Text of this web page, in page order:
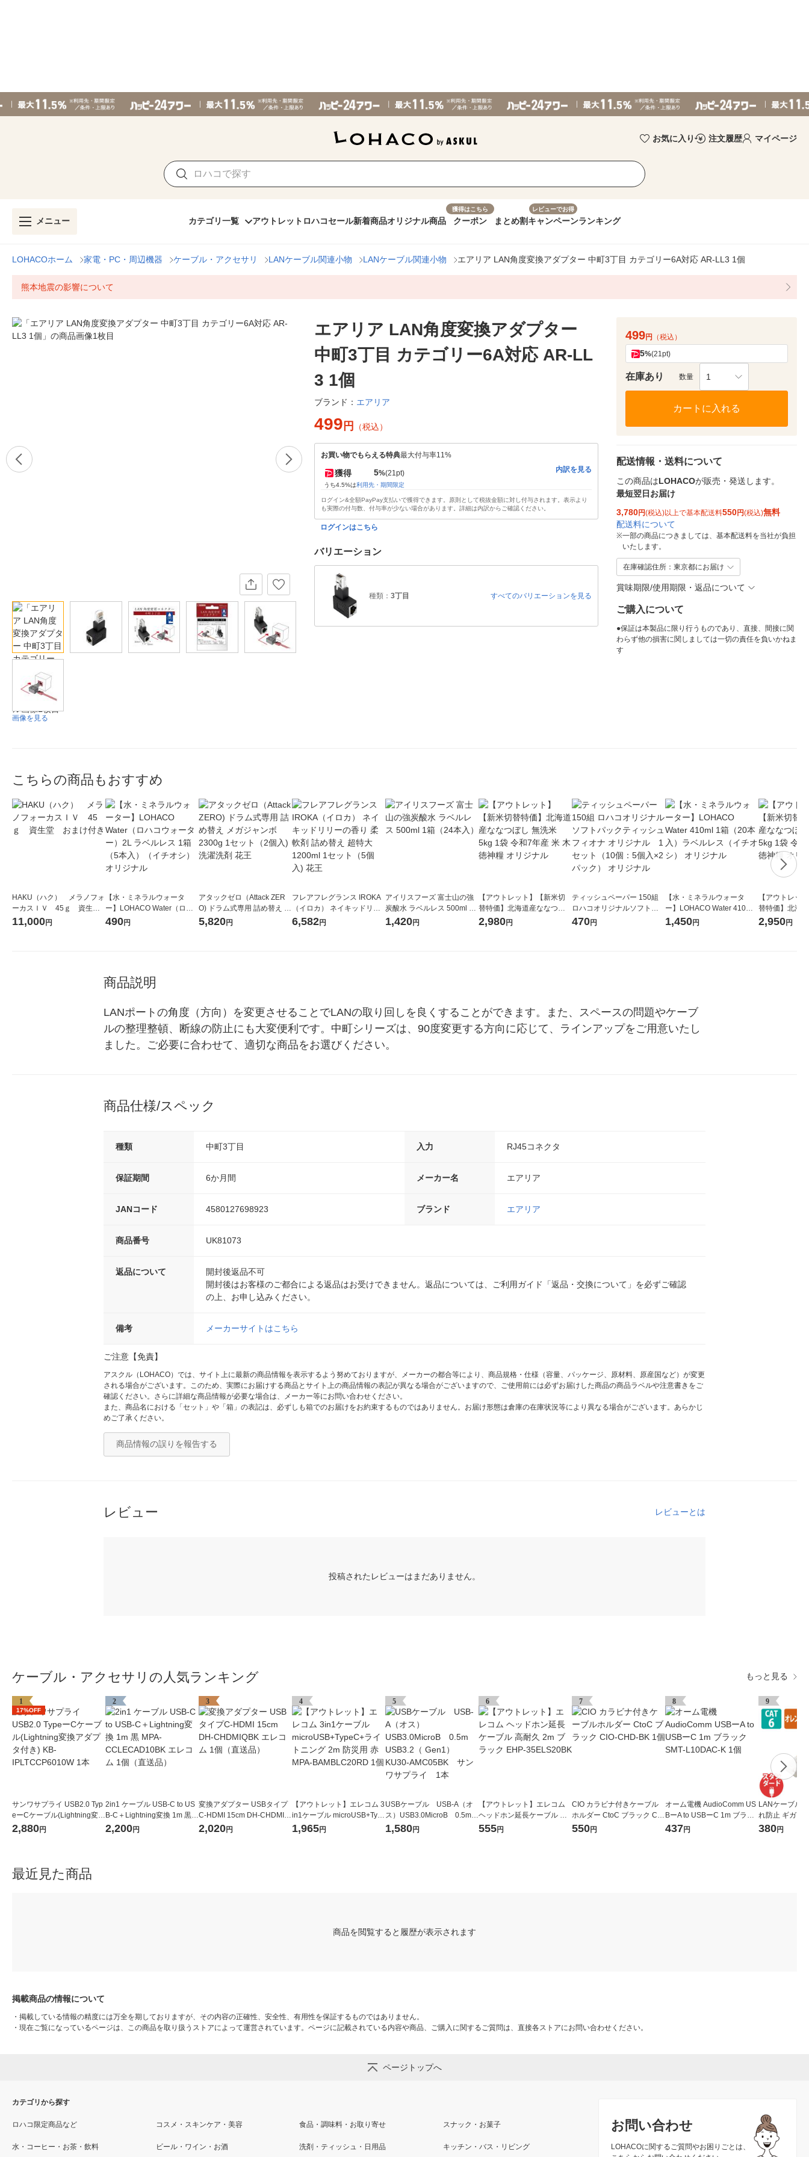
お気に入り 注文履歴 マイページ
メニュー カテゴリ一覧 アウトレット ロハコセール新着商品オリジナル商品
獲得はこちら
クーポン まとめ割
レビューでお得
キャンペーンランキング
LOHACOホーム 家電・PC・周辺機器 ケーブル・アクセサリ LANケーブル関連小物 LANケーブル関連小物 エアリア LAN角度変換アダプター 中町3丁目 カテゴリー6A対応 AR-LL3 1個
熊本地震の影響について
画像を見る
エアリア LAN角度変換アダプター
中町3丁目 カテゴリー6A対応 AR-LL
3 1個
ブランド： エアリア
499 円 （税込）
お買い物でもらえる特典最大付与率11%
獲得 5%(21pt)
うち4.5%は利用先・期間限定
内訳を見る
ログイン&全額PayPay支払いで獲得できます。原則として税抜金額に対し付与されます。表示より
も実際の付与数、付与率が少ない場合があります。詳細は内訳からご確認ください。
ログインはこちら
バリエーション
種類： 3丁目 すべてのバリエーションを見る
499円 （税込）
5%(21pt)
在庫あり 数量 1
カートに入れる
配送情報・送料について
この商品はLOHACOが販売・発送します。
最短翌日お届け
3,780円(税込)以上で基本配送料550円(税込)無料
配送料について
※一部の商品につきましては、基本配送料を当社が負担
いたします。
在庫確認住所：東京都にお届け
賞味期限/使用期限・返品について
ご購入について
●保証は本製品に限り行うものであり、直接、間接に関
わらず他の損害に関しましては一切の責任を負いかねま
す
こちらの商品もおすすめ
HAKU（ハク） メラノフォ
ーカスＩＶ 45ｇ 資生
堂 おまけ付き
11,000円
【水・ミネラルウォータ
ー】LOHACO Water（ロハ
コウォーター）2L ラベルレ
490円
アタックゼロ（Attack ZER
O) ドラム式専用 詰め替え メ
ガジャンボ 2300g 1セット
（2個入) 洗濯洗剤 花王
5,820円
フレアフレグランス IROKA
（イロカ） ネイキッドリリ
ーの香り 柔軟剤 詰め替え 超
特大 1200ml 1セット（5個
6,582円
アイリスフーズ 富士山の強
炭酸水 ラベルレス 500ml 1
箱（24本入）
1,420円
【アウトレット】【新米切
替特価】北海道産ななつぼ
し 無洗米 5kg 1袋 令和7年産
米 木徳神糧 オリジナル
2,980円
ティッシュペーパー 150組
ロハコオリジナルソフトパ
ックティッシュ フィオナ オ
470円
【水・ミネラルウォータ
ー】LOHACO Water 410ml
1箱（20本入）ラベルレス
（イチオシ） オリジナル
1,450円
【アウトレッ
替特価】北海
し 精白米 5kg
米 木徳神糧 オ
2,950円
商品説明
LANポートの角度（方向）を変更させることでLANの取り回しを良くすることができます。また、スペースの問題やケーブ
ルの整理整頓、断線の防止にも大変便利です。中町シリーズは、90度変更する方向に応じて、ラインアップをご用意いたし
ました。ご必要に合わせて、適切な商品をお選びください。
商品仕様/スペック
種類 中町3丁目 入力 RJ45コネクタ
保証期間 6か月間 メーカー名 エアリア
JANコード 4580127698923 ブランド エアリア
商品番号 UK81073
返品について
開封後返品不可
開封後はお客様のご都合による返品はお受けできません。返品については、ご利用ガイド「返品・交換について」を必ずご確認
の上、お申し込みください。
備考 メーカーサイトはこちら
ご注意【免責】
アスクル（LOHACO）では、サイト上に最新の商品情報を表示するよう努めておりますが、メーカーの都合等により、商品規格・仕様（容量、パッケージ、原材料、原産国など）が変更
される場合がございます。このため、実際にお届けする商品とサイト上の商品情報の表記が異なる場合がございますので、ご使用前には必ずお届けした商品の商品ラベルや注意書きをご
確認ください。さらに詳細な商品情報が必要な場合は、メーカー等にお問い合わせください。
また、商品名における「セット」や「箱」の表記は、必ずしも箱でのお届けをお約束するものではありません。お届け形態は倉庫の在庫状況等により異なる場合がございます。あらかじ
めご了承ください。
商品情報の誤りを報告する
レビュー レビューとは
投稿されたレビューはまだありません。
ケーブル・アクセサリの人気ランキング もっと見る
1
17%OFF
サンワサプライ USB2.0 Typ
eーCケーブル(Lightning変換
アダプタ付き) KB-IPLTCCP
6010W 1本
2,880円
2
2in1 ケーブル USB-C to US
B-C＋Lightning変換 1m 黒
MPA-CCLECAD10BK エレ
コム 1個（直送品）
2,200円
3
変換アダプター USBタイプ
C-HDMI 15cm DH-CHDMIQ
BK エレコム 1個（直送品）
2,020円
4
【アウトレット】エレコム 3
in1ケーブル microUSB+Typ
eC+ライトニング 2m 防災用
赤 MPA-BAMBLC20RD 1個
1,965円
5
USBケーブル USB-A（オ
ス）USB3.0MicroB 0.5m
USB3.2（ Gen1） KU30-A
MC05BK サンワサプラ
1,580円
6
【アウトレット】エレコム
ヘッドホン延長ケーブル 高
耐久 2m ブラック EHP-35E
555円
7
CIO カラビナ付きケーブル
ホルダー CtoC ブラック CIO
-CHD-BK 1個
550円
8
オーム電機 AudioComm US
BーA to USBーC 1m ブラッ
ク SMT-L10DAC-K 1個
437円
9
LANケーブル
れ防止 ギガビ
レンジ LD-
380円
最近見た商品
商品を閲覧すると履歴が表示されます
掲載商品の情報について
・ 掲載している情報の精度には万全を期しておりますが、その内容の正確性、安全性、有用性を保証するものではありません。
・ 現在ご覧になっているページは、この商品を取り扱うストアによって運営されています。ページに記載されている内容や商品、ご購入に関するご質問は、直接各ストアにお問い合わせください。
ページトップへ
お問い合わせ
LOHACOに関するご質問やお困りごとは、
カテゴリから探す
ロハコ限定商品など コスメ・スキンケア・美容 食品・調味料・お取り寄せ スナック・お菓子
水・コーヒー・お茶・飲料 ビール・ワイン・お酒 洗剤・ティッシュ・日用品 キッチン・バス・リビング